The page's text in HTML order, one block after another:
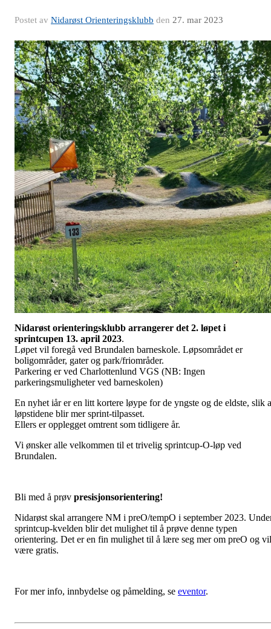
Postet av Nidarøst Orienteringsklubb den 27. mar 2023
Nidarøst orienteringsklubb arrangerer det 2. løpet i
sprintcupen 13. april 2023.
Løpet vil foregå ved Brundalen barneskole. Løpsområdet er
boligområder, gater og park/friområder.
Parkering er ved Charlottenlund VGS (NB: Ingen
parkeringsmuligheter ved barneskolen)
En nyhet iår er en litt kortere løype for de yngste og de eldste, slik
løpstidene blir mer sprint-tilpasset.
Ellers er opplegget omtrent som tidligere år.
Vi ønsker alle velkommen til et trivelig sprintcup-O-løp ved
Brundalen.
Bli med å prøv presisjonsorientering!
Nidarøst skal arrangere NM i preO/tempO i september 2023.
sprintcup-kvelden blir det mulighet til å prøve denne typen
orientering. Det er en fin mulighet til å lære seg mer om preO og vil
være gratis.
For mer info, innbydelse og påmelding, se eventor.